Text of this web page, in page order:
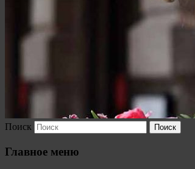
Поиск
Главное меню